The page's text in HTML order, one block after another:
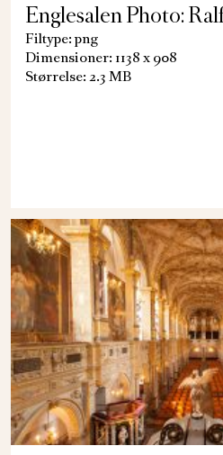
Englesalen Photo:
Filtype: png
Dimensioner: 1138 x 908
Størrelse: 2.3 MB